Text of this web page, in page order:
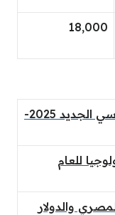
18,000
مصاريف جامعة 6 اكتوبر للعام الدراسي الجديد 2025-
للعام
بالجنيه المصري والدولار